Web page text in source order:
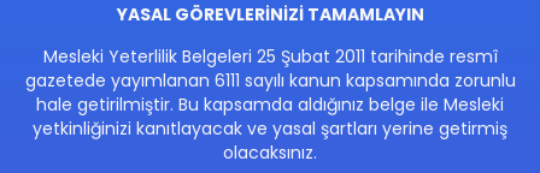
YASAL GÖREVLERİNİZİ TAMAMLAYIN
Mesleki Yeterlilik Belgeleri 25 Şubat 2011 tarihinde resmî
gazetede yayımlanan 6111 sayılı kanun kapsamında zorunlu
hale getirilmiştir. Bu kapsamda aldığınız belge ile Mesleki
yetkinliğinizi kanıtlayacak ve yasal şartları yerine getirmiş
olacaksınız.